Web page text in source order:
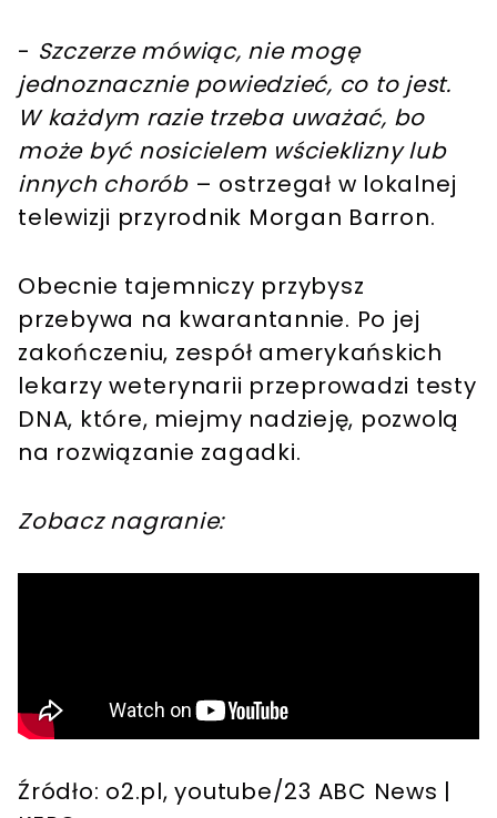
- Szczerze mówiąc, nie mogę
jednoznacznie powiedzieć, co to jest.
W każdym razie trzeba uważać, bo
może być nosicielem wścieklizny lub
innych chorób – ostrzegał w lokalnej
telewizji przyrodnik Morgan Barron.
Obecnie tajemniczy przybysz
przebywa na kwarantannie. Po jej
zakończeniu, zespół amerykańskich
lekarzy weterynarii przeprowadzi testy
DNA, które, miejmy nadzieję, pozwolą
na rozwiązanie zagadki.
Zobacz nagranie:
Źródło: o2.pl, youtube/23 ABC News |